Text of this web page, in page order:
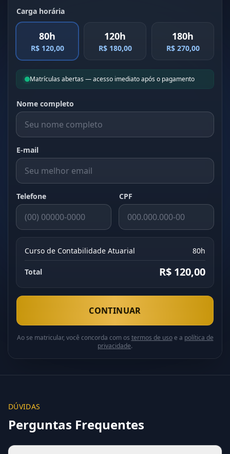
Carga horária
80h
R$ 120,00
120h
R$ 180,00
180h
R$ 270,00
Matrículas abertas — acesso imediato após o pagamento
Nome completo
E-mail
Telefone CPF
Curso de Contabilidade Atuarial 80h
Total R$ 120,00
CONTINUAR
Ao se matricular, você concorda com os termos de usoe a política de
privacidade.
DÚVIDAS
Perguntas Frequentes